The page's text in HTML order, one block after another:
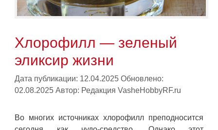
Хлорофилл — зеленый
эликсир жизни
Дата публикации: 12.04.2025 Обновлено:
02.08.2025 Автор: Редакция VasheHobbyRF.ru
Во многих источниках хлорофилл преподносится